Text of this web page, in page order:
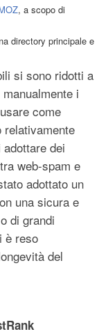
, a scopo di
directory principale e
si sono ridotti a
i
come
relativamente
dei
web-spam e
adottato un
una sicura e
di grandi
è reso
del